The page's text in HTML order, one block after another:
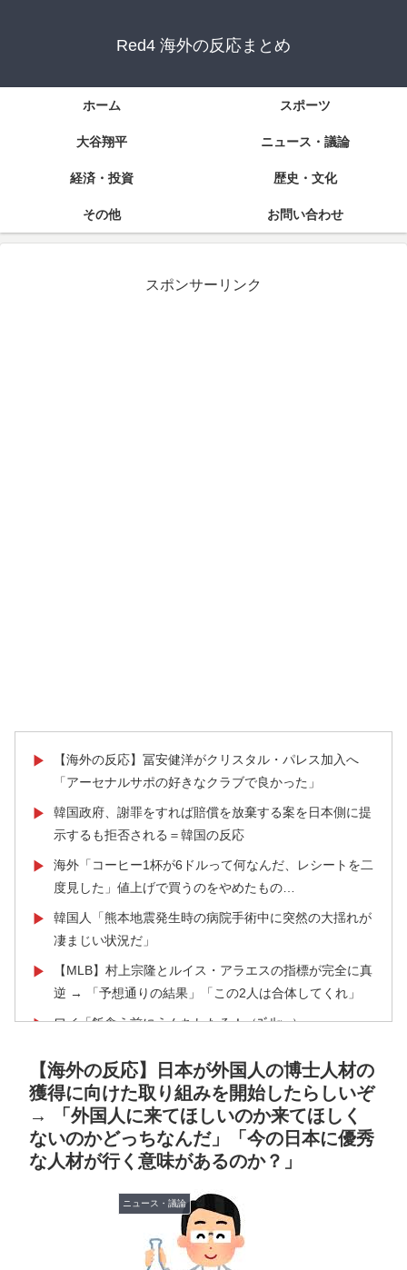
Red4 海外の反応まとめ
ホーム スポーツ
大谷翔平 ニュース・議論
経済・投資 歴史・文化
その他 お問い合わせ
スポンサーリンク
▶
【海外の反応】冨安健洋がクリスタル・パレス加入へ
「アーセナルサポの好きなクラブで良かった」
▶
韓国政府、謝罪をすれば賠償を放棄する案を日本側に提
示するも拒否される＝韓国の反応
▶
海外「コーヒー1杯が6ドルって何なんだ、レシートを二
度見した」値上げで買うのをやめたもの…
▶
韓国人「熊本地震発生時の病院手術中に突然の大揺れが
凄まじい状況だ」
▶
【MLB】村上宗隆とルイス・アラエスの指標が完全に真
逆 → 「予想通りの結果」「この2人は合体してくれ」
▶ ワイ「飯食う前にうんちしたろ！（ﾌﾞﾘｯw）」
▶
イマナガ節を炸裂「NPBでは面白さが必須条件なの？」
韓国人「意外に日本との関係が深い地球の裏側の国がこ
ちらです‥」→「国境を越えた驚くべき歴史のつなが
り‥」
束を守らないことに海外大騒ぎ！（海外の反応）
日本人「敷地内に勝手に停めた車がバチバチにブロック
されててウケた」→結末がめっちゃおもろいｗｗｗ【タ
【海外の反応】日本が外国人の博士人材の
獲得に向けた取り組みを開始したらしいぞ
→ 「外国人に来てほしいのか来てほしく
ないのかどっちなんだ」「今の日本に優秀
な人材が行く意味があるのか？」
ニュース・議論